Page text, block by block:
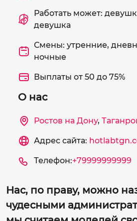
Работать может:
девушка
Смены: утренние,
ночные
Выплаты от 50 до 75%
О нас
Ростов на Дону,
Адрес сайта:
Телефон:+79999999999
Нас, по праву, можно
чудесными